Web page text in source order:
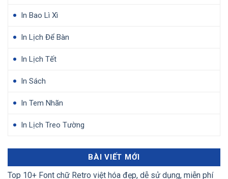
In Bao Lì Xì
In Lịch Để Bàn
In Lịch Tết
In Sách
In Tem Nhãn
In Lịch Treo Tường
BÀI VIẾT MỚI
Top 10+ Font chữ Retro việt hóa đẹp, dễ sử dụng, miễn phí